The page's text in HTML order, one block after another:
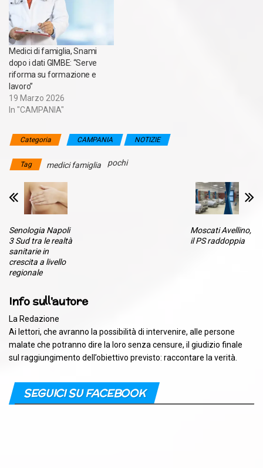
Medici di famiglia, Snami
dopo i dati GIMBE: “Serve
riforma su formazione e
lavoro”
19 Marzo 2026
In "CAMPANIA"
Categoria CAMPANIA NOTIZIE
Tag medici famiglia pochi
Senologia Napoli
3 Sud tra le realtà
sanitarie in
crescita a livello
regionale
Moscati Avellino,
il PS raddoppia
Info sull'autore
La Redazione
Ai lettori, che avranno la possibilità di intervenire, alle persone
malate che potranno dire la loro senza censure, il giudizio finale
sul raggiungimento dell’obiettivo previsto: raccontare la verità.
SEGUICI SU FACEBOOK